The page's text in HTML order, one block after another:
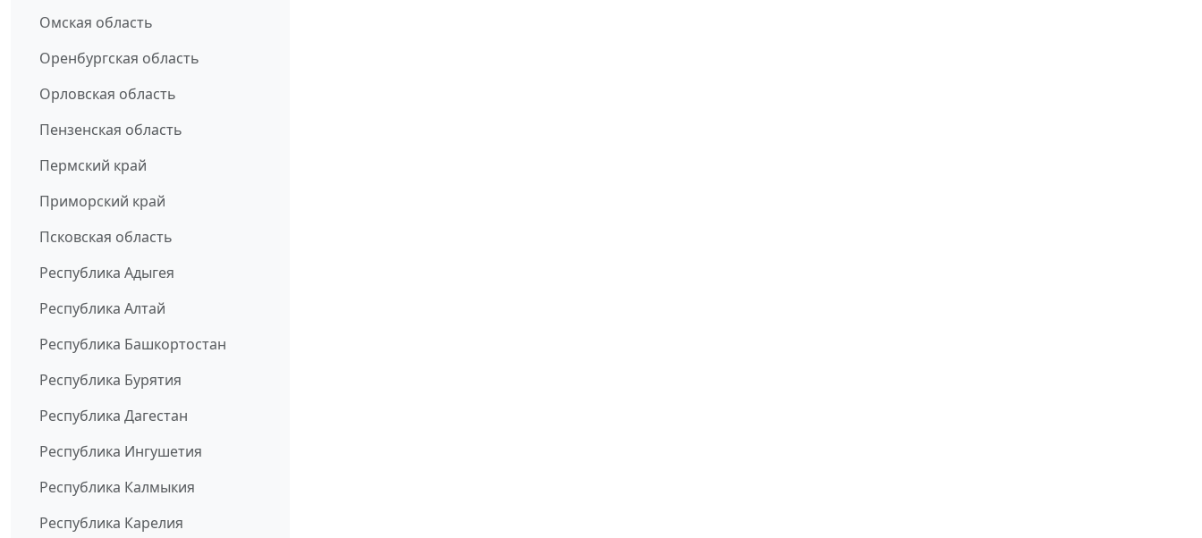
Омская область
Оренбургская область
Орловская область
Пензенская область
Пермский край
Приморский край
Псковская область
Республика Адыгея
Республика Алтай
Республика Башкортостан
Республика Бурятия
Республика Дагестан
Республика Ингушетия
Республика Калмыкия
Республика Карелия